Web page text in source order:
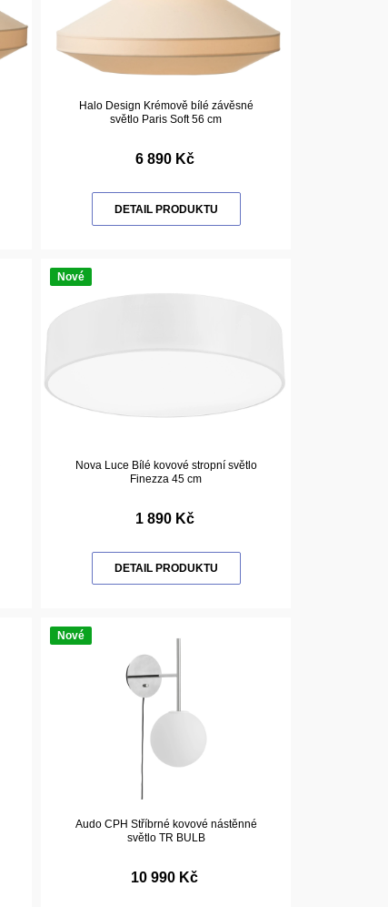
Halo Design Krémově bílé závěsné
světlo Paris Soft 56 cm
6 890 Kč
DETAIL PRODUKTU
Nové
Nova Luce Bílé kovové stropní světlo
Finezza 45 cm
1 890 Kč
DETAIL PRODUKTU
Nové
Audo CPH Stříbrné kovové nástěnné
světlo TR BULB
10 990 Kč